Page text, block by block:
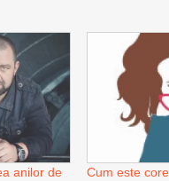
anilor de
Cum este